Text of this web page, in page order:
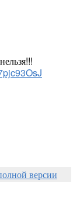
версии